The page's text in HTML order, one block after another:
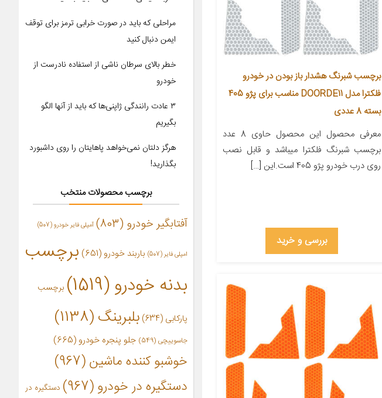
برچسب شبرنگ هشدار باز بودن در خودرو
فلکترا مدل DOORDE11 مناسب برای پژو 405
بسته 8 عددی
معرفی محصول این محصول حاوی 8 عدد
برچسب شبرنگ فلکترا میباشد و قابل نصب
روی درب خودرو پژو 405 است.این […]
بررسی و خرید
مراحلی که باید در صورت خرابی ترمز برای توقف
ایمن دنبال کنید
خطر بالای سرطان ناشی از استفاده نادرست از
خودرو
۳ عادت رانندگی ژاپنی‌ها که باید از آنها الگو
بگیریم
هرگز دلتان نمی‌خواهد پاهایتان را روی داشبورد
بگذارید!
برچسب محصولات منتخب
آفتابگیر خودرو (803) آمپلی فایر خودرو(507)
امپلی فایر (507) باربند خودرو(651)
برچسب
بدنه خودرو(1519) برچسب
پارکابی (634) بلبرینگ(1138)
جاسوییچی (549) جلو پنجره خودرو (665)
خوشبو کننده ماشین(967)
دستگیره در خودرو(967)
دستگیره در